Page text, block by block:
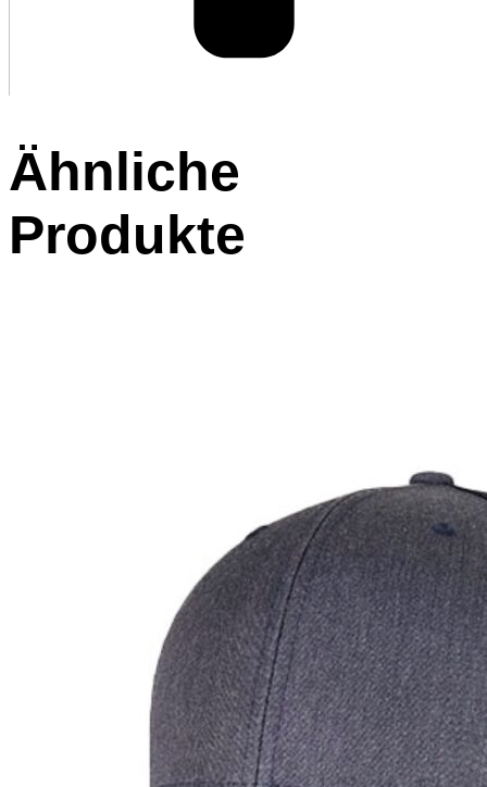
Ähnliche
Produkte